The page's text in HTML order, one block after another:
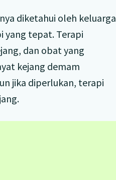
diketahui oleh keluarga
yang tepat. Terapi
dan obat yang
kejang demam
jika diperlukan, terapi